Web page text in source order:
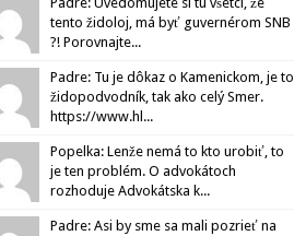
tento židoloj, má byť guvernérom SNB
?! Porovnajte...
Padre: Tu je dôkaz o Kamenickom, je to
židopodvodník, tak ako celý Smer.
https://www.hl...
Popelka: Lenže nemá to kto urobiť, to
je ten problém. O advokátoch
rozhoduje Advokátska k...
Padre: Asi by sme sa mali pozrieť na